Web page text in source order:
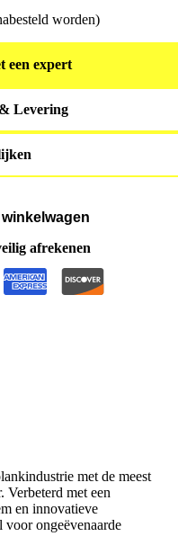
worden)
een expert
Levering
afrekenen
met de meest
Verbeterd met een
en innovatieve
voor ongeëvenaarde